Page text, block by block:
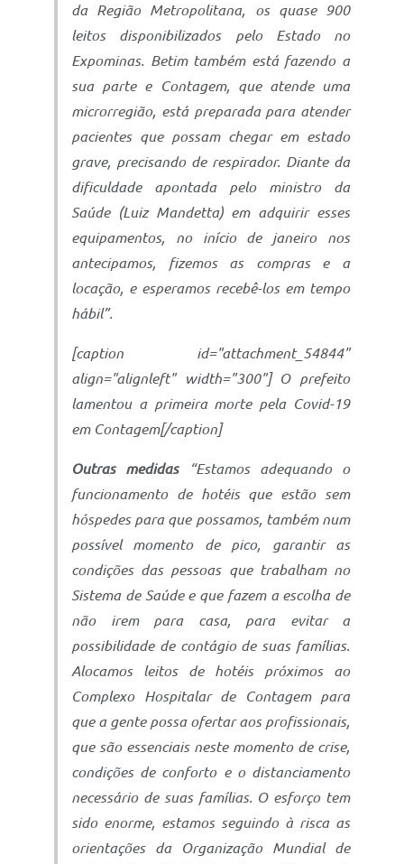
da Região Metropolitana, os quase 900
leitos disponibilizados pelo Estado no
Expominas. Betim também está fazendo a
sua parte e Contagem, que atende uma
microrregião, está preparada para atender
pacientes que possam chegar em estado
grave, precisando de respirador. Diante da
dificuldade apontada pelo ministro da
Saúde (Luiz Mandetta) em adquirir esses
equipamentos, no início de janeiro nos
antecipamos, fizemos as compras e a
locação, e esperamos recebê-los em tempo
hábil”.
[caption id="attachment_54844"
align="alignleft" width="300"] O prefeito
lamentou a primeira morte pela Covid-19
em Contagem[/caption]
Outras medidas“Estamos adequando o
funcionamento de hotéis que estão sem
hóspedes para que possamos, também num
possível momento de pico, garantir as
condições das pessoas que trabalham no
Sistema de Saúde e que fazem a escolha de
não irem para casa, para evitar a
possibilidade de contágio de suas famílias.
Alocamos leitos de hotéis próximos ao
Complexo Hospitalar de Contagem para
que a gente possa ofertar aos profissionais,
que são essenciais neste momento de crise,
condições de conforto e o distanciamento
necessário de suas famílias. O esforço tem
sido enorme, estamos seguindo à risca as
orientações da Organização Mundial de